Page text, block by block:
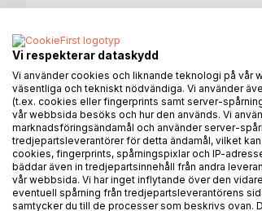
BESKRIVNING
Vi får följa bosättningen
fram till modern tid.
-Hur gränserna var oklara och
svedjemarkerna.
-Hur även finnmarken
-Hur bergsbruket växte fram
brukspatronerna.
Vi respekterar dataskydd
Vi använder cookies och liknande teknologi på vår
väsentliga och tekniskt nödvändiga. Vi använder
(t.ex. cookies eller fingerprints samt server-
vår webbsida besöks och hur den används. Vi
marknadsföringsändamål och använder server-
tredjepartsleverantörer för detta ändamål, vilket
cookies, fingerprints, spårningspixlar och IP-
bäddar även in tredjepartsinnehåll från andra
vår webbsida. Vi har inget inflytande över den
eventuell spårning från tredjepartsleverantörens
samtycker du till de processer som beskrivs ovan.